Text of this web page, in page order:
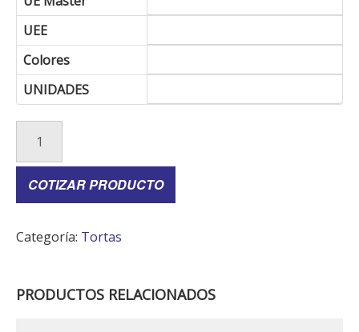
UEE
Colores
UNIDADES
COTIZAR PRODUCTO
Categoría: Tortas
PRODUCTOS RELACIONADOS